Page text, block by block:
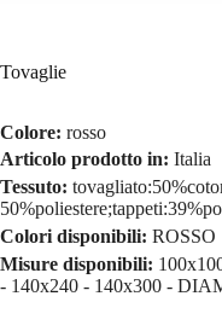
Tovaglie
Colore: rosso
Articolo prodotto in: Italia
Tessuto:
Colori disponibili: ROSSO
Misure disponibili:
- 140x240 - 140x300 -